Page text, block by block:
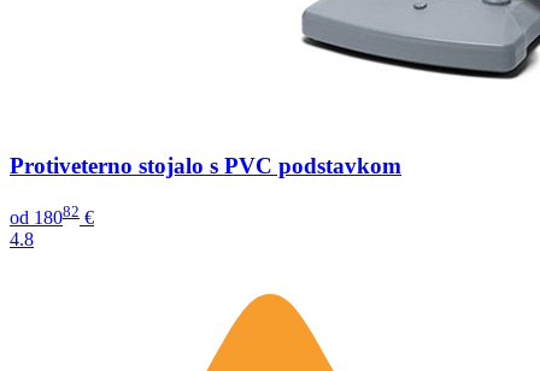
Protiveterno stojalo s PVC podstavkom
od 18082 €
4.8